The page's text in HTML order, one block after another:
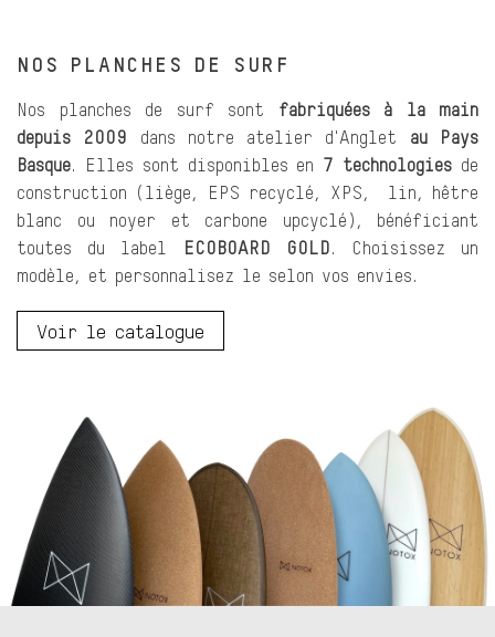
NOS PLANCHES DE SURF
Nos planches de surf sont fabriquées à la main
depuis 2009 dans notre atelier d'Anglet au Pays
Basque. Elles sont disponibles en 7 technologies de
construction (liège, EPS recyclé, XPS, lin, hêtre
blanc ou noyer et carbone upcyclé), bénéficiant
toutes du label
ECOBOARD GOLD. Choisissez un
modèle, et personnalisez le selon vos envies.
Voir le catalogue